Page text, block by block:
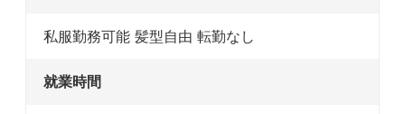
私服勤務可能 髪型自由 転勤なし
就業時間